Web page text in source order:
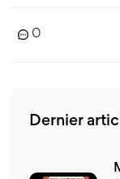
0
Dernier